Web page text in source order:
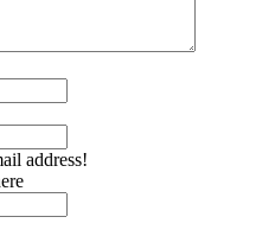
address!